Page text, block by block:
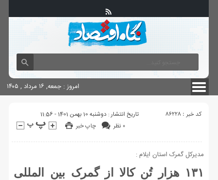
آگهی های دولتی چاپ
امروز : جمعه, ۱۶ مرداد , ۱۴۰۵
کد خبر : 86228
تاریخ انتشار : دوشنبه 10 بهمن 1401 - 11:56
چاپ خبر
۰ نظر
مدیرکل گمرک استان ایلام :
۱۳۱ هزار تُن کالا از گمرک بین المللی